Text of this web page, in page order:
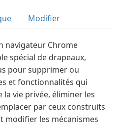
Modifier
navigateur Chrome
spécial de drapeaux,
pour supprimer ou
et fonctionnalités qui
vie privée, éliminer les
par ceux construits
modifier les mécanismes